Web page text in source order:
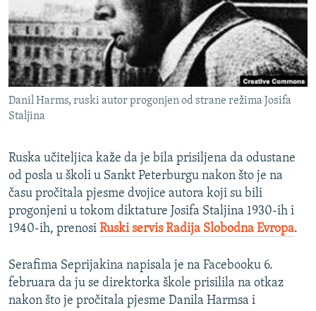
DNEVNO@RSE
SPECIJALI RSE
VIŠE OD NASLOVA
GENOCID U SREBRENICI
POPLAVE I KLIZIŠTA U BIH 2024.
POST SCRIPTUM
MOJA EVROPA
TRI DECENIJE OD RATA U BIH
SVE KARTE DEJTONA
NASTANAK I RASPAD JUGOSLAVIJE
PRATITE NAS
Danil Harms, ruski autor progonjen od strane režima Josifa
Staljina
Ruska učiteljica kaže da je bila prisiljena da odustane
od posla u školi u Sankt Peterburgu nakon što je na
času pročitala pjesme dvojice autora koji su bili
progonjeni u tokom diktature Josifa Staljina 1930-ih i
1940-ih, prenosi Ruski servis Radija Slobodna Evropa.
Serafima Seprijakina napisala je na Facebooku 6.
februara da ju se direktorka škole prisilila na otkaz
nakon što je pročitala pjesme Danila Harmsa i